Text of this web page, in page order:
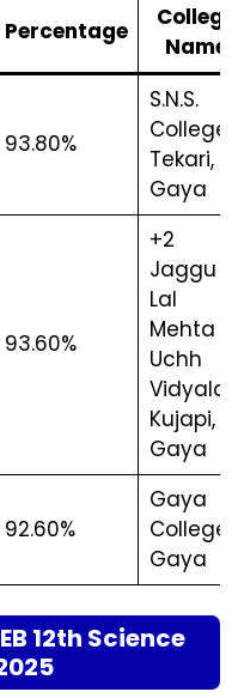
Percentage
College
Name
93.80%
S.N.S.
College,
Tekari,
Gaya
93.60%
+2
Jaggu
Lal
Mehta
Uchh
Kujapi,
Gaya
92.60%
Gaya
College,
Gaya
12th Science